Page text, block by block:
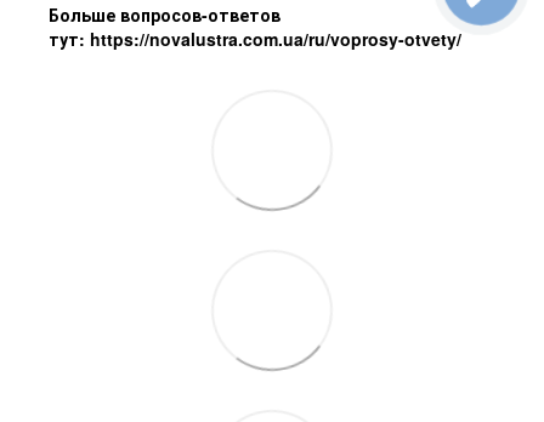
Больше вопросов-ответов
тут: https://novalustra.com.ua/ru/voprosy-otvety/